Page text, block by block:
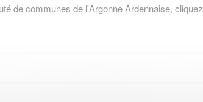
de communes de l'Argonne Ardennaise, cliquez